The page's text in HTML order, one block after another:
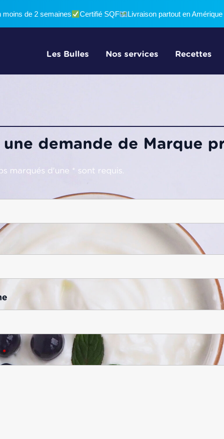
moins de 2 semaines Certifié SQF Livraison partout en
Les Bulles Nos services Recettes
une demande de Marque
marqués d'une * sont requis.
*